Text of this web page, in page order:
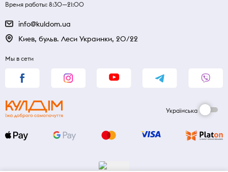
Время работы: 8:30—21:00
info@kuldom.ua
Киев, бульв. Леси Украинки, 20/22
Мы в сети
Українська